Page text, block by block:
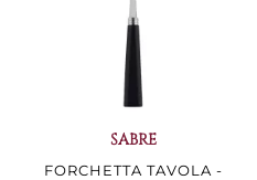
SABRE
FORCHETTA TAVOLA -